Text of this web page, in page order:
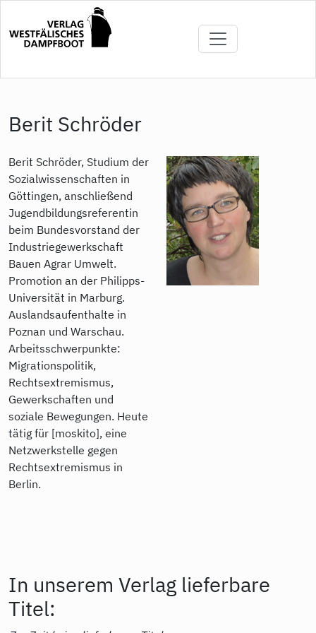
Inhalt
Berit Schröder
Berit Schröder, Studium der
Sozialwissenschaften in
Göttingen, anschließend
Jugendbildungsreferentin
beim Bundesvorstand der
Industriegewerkschaft
Bauen Agrar Umwelt.
Promotion an der Philipps-
Universität in Marburg.
Auslandsaufenthalte in
Poznan und Warschau.
Arbeitsschwerpunkte:
Migrationspolitik,
Rechtsextremismus,
Gewerkschaften und
soziale Bewegungen. Heute
tätig für [moskito], eine
Netzwerkstelle gegen
Rechtsextremismus in
Berlin.
In unserem Verlag lieferbare
Titel: